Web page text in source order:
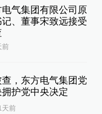
气集团有限公司原
、董事宋致远接受
前
，东方电气集团党
护党中央决定
天前